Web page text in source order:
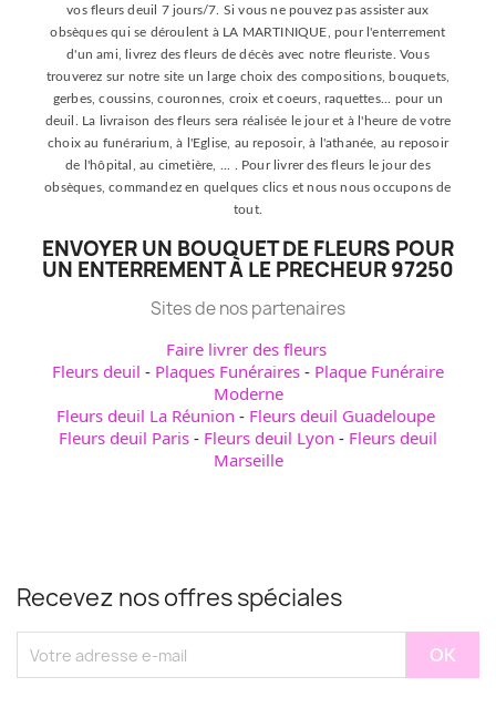
vos fleurs deuil 7 jours/7. Si vous ne pouvez pas assister aux
obsèques qui se déroulent à LA MARTINIQUE, pour l'enterrement
d'un ami, livrez des fleurs de décès avec notre fleuriste. Vous
trouverez sur notre site un large choix des compositions, bouquets,
gerbes, coussins, couronnes, croix et coeurs, raquettes... pour un
deuil. La livraison des fleurs sera réalisée le jour et à l'heure de votre
choix au funérarium, à l'Eglise, au reposoir, à l'athanée, au reposoir
de l'hôpital, au cimetière, ... . Pour livrer des fleurs le jour des
obsèques, commandez en quelques clics et nous nous occupons de
tout.
ENVOYER UN BOUQUET DE FLEURS POUR
UN ENTERREMENT À LE PRECHEUR 97250
Sites de nos partenaires
Faire livrer des fleurs
Fleurs deuil - Plaques Funéraires - Plaque Funéraire
Moderne
Fleurs deuil La Réunion - Fleurs deuil Guadeloupe
Fleurs deuil Paris - Fleurs deuil Lyon - Fleurs deuil
Marseille
Recevez nos offres spéciales